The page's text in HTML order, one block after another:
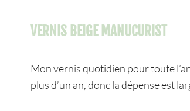
VERNIS BEIGE MANUCURIST
Mon vernis quotidien pour toute
plus d’un an, donc la dépense est